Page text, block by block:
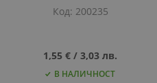
Код 200235
1,55 € ‎/‎ 3,03 лв.
В НАЛИЧНОСТ